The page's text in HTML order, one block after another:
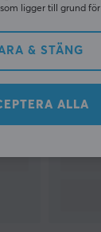
ligger till grund
& STÄNG
ALLA